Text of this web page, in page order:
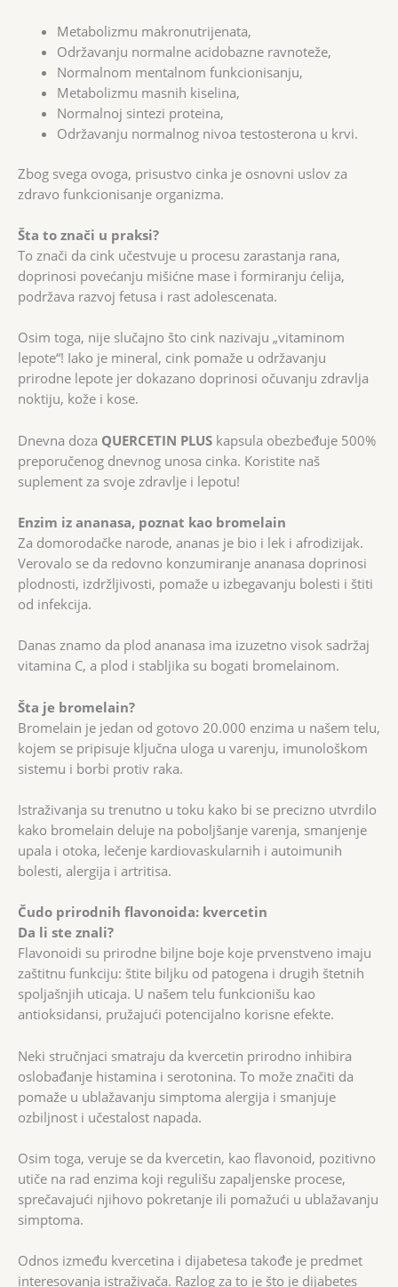
Metabolizmu makronutrijenata,
Održavanju normalne acidobazne ravnoteže,
Normalnom mentalnom funkcionisanju,
Metabolizmu masnih kiselina,
Normalnoj sintezi proteina,
Održavanju normalnog nivoa testosterona u krvi.
Zbog svega ovoga, prisustvo cinka je osnovni uslov za
zdravo funkcionisanje organizma.
Šta to znači u praksi?
To znači da cink učestvuje u procesu zarastanja rana,
doprinosi povećanju mišićne mase i formiranju ćelija,
podržava razvoj fetusa i rast adolescenata.
Osim toga, nije slučajno što cink nazivaju „vitaminom
lepote“! Iako je mineral, cink pomaže u održavanju
prirodne lepote jer dokazano doprinosi očuvanju zdravlja
noktiju, kože i kose.
Dnevna doza QUERCETIN PLUS kapsula obezbeđuje 500%
preporučenog dnevnog unosa cinka. Koristite naš
suplement za svoje zdravlje i lepotu!
Enzim iz ananasa, poznat kao bromelain
Za domorodačke narode, ananas je bio i lek i afrodizijak.
Verovalo se da redovno konzumiranje ananasa doprinosi
plodnosti, izdržljivosti, pomaže u izbegavanju bolesti i štiti
od infekcija.
Danas znamo da plod ananasa ima izuzetno visok sadržaj
vitamina C, a plod i stabljika su bogati bromelainom.
Šta je bromelain?
Bromelain je jedan od gotovo 20.000 enzima u našem telu,
kojem se pripisuje ključna uloga u varenju, imunološkom
sistemu i borbi protiv raka.
Istraživanja su trenutno u toku kako bi se precizno utvrdilo
kako bromelain deluje na poboljšanje varenja, smanjenje
upala i otoka, lečenje kardiovaskularnih i autoimunih
bolesti, alergija i artritisa.
Čudo prirodnih flavonoida: kvercetin
Da li ste znali?
Flavonoidi su prirodne biljne boje koje prvenstveno imaju
zaštitnu funkciju: štite biljku od patogena i drugih štetnih
spoljašnjih uticaja. U našem telu funkcionišu kao
antioksidansi, pružajući potencijalno korisne efekte.
Neki stručnjaci smatraju da kvercetin prirodno inhibira
oslobađanje histamina i serotonina. To može značiti da
pomaže u ublažavanju simptoma alergija i smanjuje
ozbiljnost i učestalost napada.
Osim toga, veruje se da kvercetin, kao flavonoid, pozitivno
utiče na rad enzima koji regulišu zapaljenske procese,
sprečavajući njihovo pokretanje ili pomažući u ublažavanju
simptoma.
Odnos između kvercetina i dijabetesa takođe je predmet
interesovanja istraživača. Razlog za to je što je dijabetes